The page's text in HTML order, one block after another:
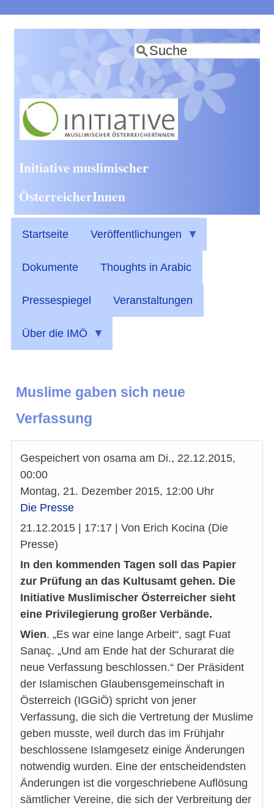
zum
Inhalt
Suche
Initiative muslimischer
ÖsterreicherInnen
Startseite Veröffentlichungen
Dokumente Thoughts in Arabic
Pressespiegel Veranstaltungen
Über die IMÖ
Muslime gaben sich neue
Verfassung
Gespeichert von osama am Di., 22.12.2015,
00:00
Montag, 21. Dezember 2015, 12:00 Uhr
Die Presse
21.12.2015 | 17:17 | Von Erich Kocina (Die
Presse)
In den kommenden Tagen soll das Papier
zur Prüfung an das Kultusamt gehen. Die
Initiative Muslimischer Österreicher sieht
eine Privilegierung großer Verbände.
Wien. „Es war eine lange Arbeit“, sagt Fuat
Sanaç. „Und am Ende hat der Schurarat die
neue Verfassung beschlossen.“ Der Präsident
der Islamischen Glaubensgemeinschaft in
Österreich (IGGiÖ) spricht von jener
Verfassung, die sich die Vertretung der Muslime
geben musste, weil durch das im Frühjahr
beschlossene Islamgesetz einige Änderungen
notwendig wurden. Eine der entscheidendsten
Änderungen ist die vorgeschriebene Auflösung
sämtlicher Vereine, die sich der Verbreitung der